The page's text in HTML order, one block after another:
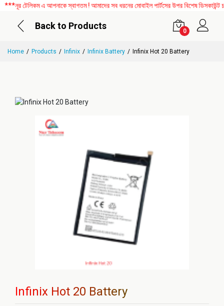
টেলিকম এ আপনাকে স্বাগতম ! আমাদের সব ধরনের মোবাইল পার্টসের উপর বিশেষ
Back to Products
0
Home Products Infinix Infinix Battery Infinix Hot 20 Battery
Infinix Hot 20 Battery